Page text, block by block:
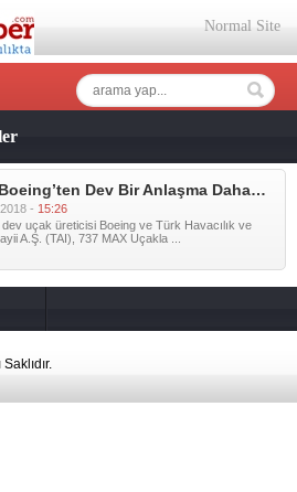
Normal Site
Dev Bir Anlaşma Daha…
- 15:26
dev uçak üreticisi Boeing ve Türk Havacılık ve
A.Ş. (TAI), 737 MAX Uçakla ...